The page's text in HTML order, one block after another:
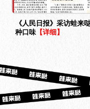
《人民日报》采访蛙来
种口味 【详细】